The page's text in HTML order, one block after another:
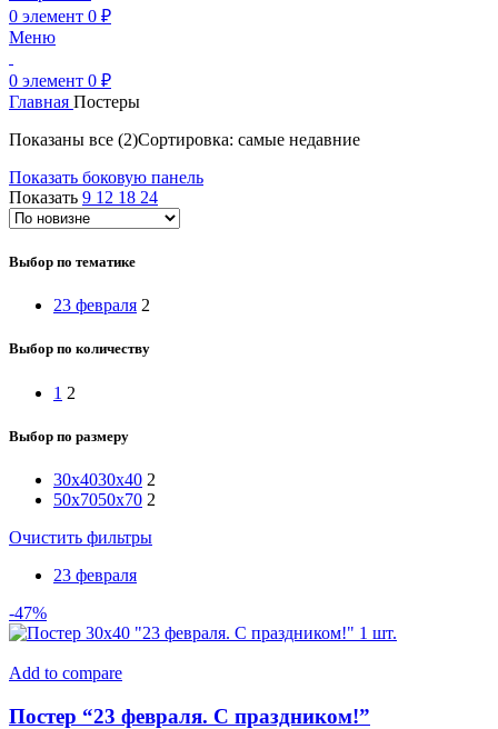
0 элемент 0 ₽
Меню
0 элемент 0 ₽
Главная Постеры
Показаны все (2)Сортировка: самые недавние
Показать боковую панель
Показать 9 12 18 24
Выбор по тематике
23 февраля 2
Выбор по количеству
1 2
Выбор по размеру
30x4030x40 2
50x7050x70 2
Очистить фильтры
23 февраля
-47%
Add to compare
Постер “23 февраля. С праздником!”